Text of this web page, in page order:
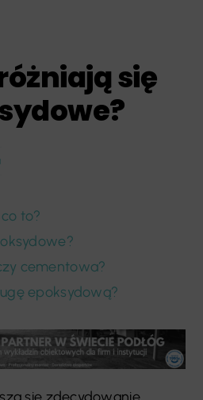
się
to?
cementowa?
epoksydową?